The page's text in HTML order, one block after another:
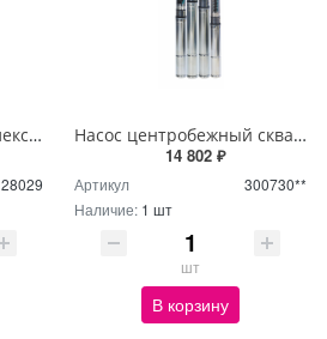
Насос погружной Джилекс Водомет Проф 55/35 1035
28029
Насос центробежный скважинный RUDES 3FRESH 700 + кабель 30м, комплектация А
14 802 ₽
Артикул
300730**
Наличие: 1 шт
шт
В корзину